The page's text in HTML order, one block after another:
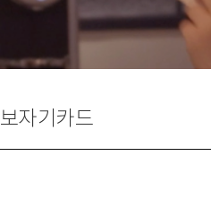
보자기카드